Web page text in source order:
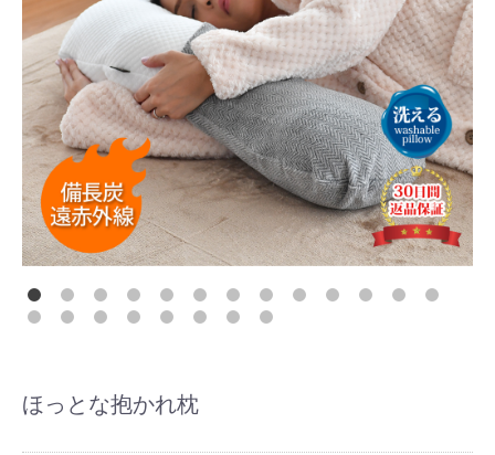
ほっとな抱かれ枕